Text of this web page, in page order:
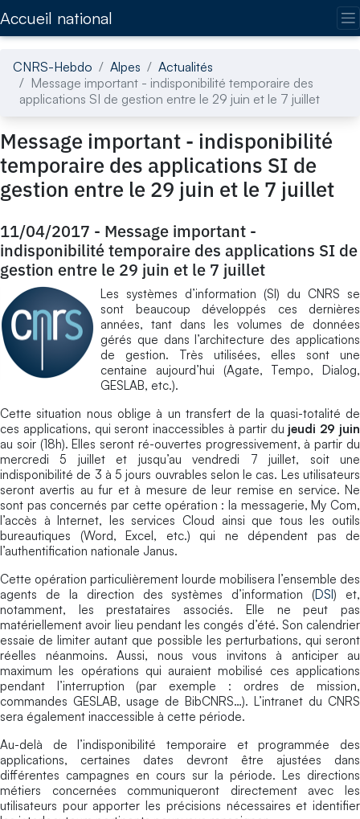
Accueil national
CNRS-Hebdo Alpes
Actualités
Message important - indisponibilité temporaire des
applications SI de gestion entre le 29 juin et le 7 juillet
Message important - indisponibilité
temporaire des applications SI de
gestion entre le 29 juin et le 7 juillet
11/04/2017 - Message important -
indisponibilité temporaire des applications SI de
gestion entre le 29 juin et le 7 juillet
Les systèmes d’information (SI) du CNRS se
sont beaucoup développés ces dernières
années, tant dans les volumes de données
gérés que dans l’architecture des applications
de gestion. Très utilisées, elles sont une
centaine aujourd’hui (Agate, Tempo, Dialog,
GESLAB, etc.).
Cette situation nous oblige à un transfert de la quasi-totalité de
ces applications, qui seront inaccessibles à partir du jeudi 29 juin
au soir (18h). Elles seront ré-ouvertes progressivement, à partir du
mercredi 5 juillet et jusqu’au vendredi 7 juillet, soit une
indisponibilité de 3 à 5 jours ouvrables selon le cas. Les utilisateurs
seront avertis au fur et à mesure de leur remise en service. Ne
sont pas concernés par cette opération : la messagerie, My Com,
l’accès à Internet, les services Cloud ainsi que tous les outils
bureautiques (Word, Excel, etc.) qui ne dépendent pas de
l’authentification nationale Janus.
Cette opération particulièrement lourde mobilisera l’ensemble des
agents de la direction des systèmes d’information (DSI) et,
notamment, les prestataires associés. Elle ne peut pas
matériellement avoir lieu pendant les congés d’été. Son calendrier
essaie de limiter autant que possible les perturbations, qui seront
réelles néanmoins. Aussi, nous vous invitons à anticiper au
maximum les opérations qui auraient mobilisé ces applications
pendant l’interruption (par exemple : ordres de mission,
commandes GESLAB, usage de BibCNRS…). L’intranet du CNRS
sera également inaccessible à cette période.
Au-delà de l’indisponibilité temporaire et programmée des
applications, certaines dates devront être ajustées dans
différentes campagnes en cours sur la période. Les directions
métiers concernées communiqueront directement avec les
utilisateurs pour apporter les précisions nécessaires et identifier